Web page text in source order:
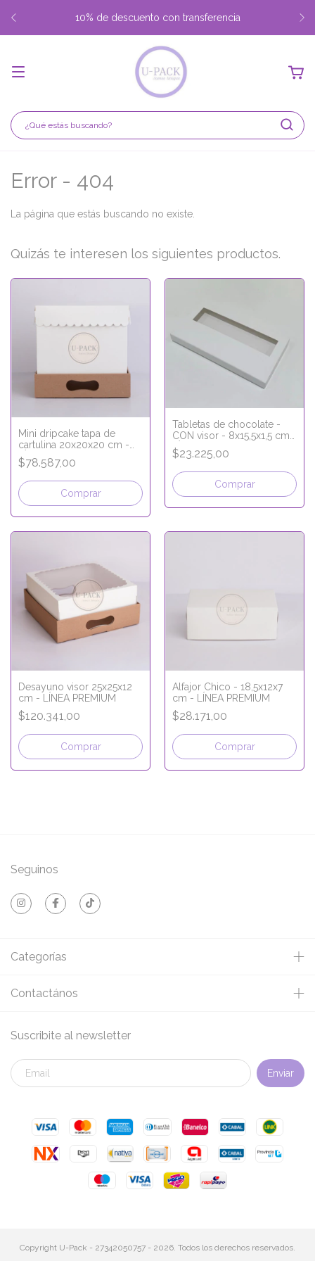
10% de descuento con transferencia
Error - 404
La página que estás buscando no existe.
Quizás te interesen los siguientes productos.
Mini dripcake tapa de
cartulina 20x20x20 cm -
LÍNEA PREMIUM
$78.587,00
Comprar
Tabletas de chocolate -
CON visor - 8x15,5x1,5 cm -
LÍNEA PREMIUM
$23.225,00
Comprar
Desayuno visor 25x25x12
cm - LÍNEA PREMIUM
$120.341,00
Comprar
Alfajor Chico - 18,5x12x7
cm - LÍNEA PREMIUM
$28.171,00
Comprar
Seguinos
Categorías
Contactános
Suscribite al newsletter
Copyright U-Pack - 27342050757 - 2026. Todos los derechos reservados.